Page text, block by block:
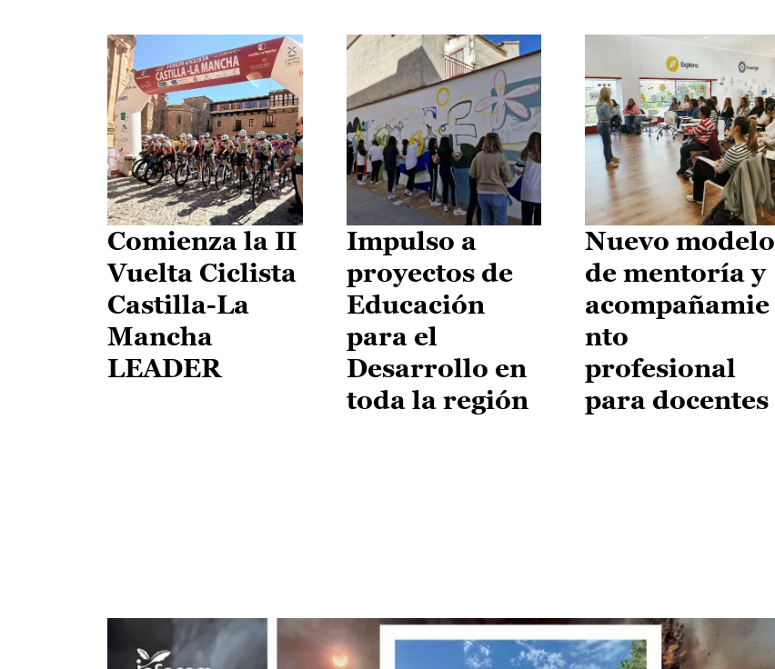
Comienza la II
Vuelta Ciclista
Castilla-La
Mancha
LEADER
Impulso a
proyectos de
Educación
para el
Desarrollo en
toda la región
Nuevo modelo
de mentoría y
acompañamie
nto
profesional
para docentes